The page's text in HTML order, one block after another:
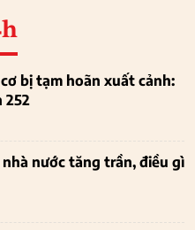
bị tạm hoãn xuất cảnh:
252
nước tăng trần, điều gì